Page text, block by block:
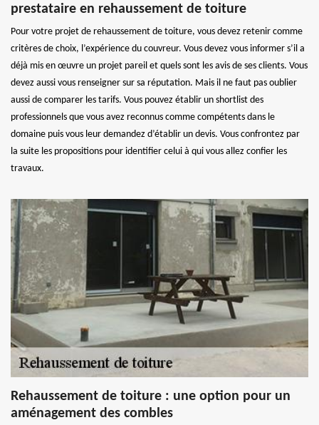
prestataire en rehaussement de toiture
Pour votre projet de rehaussement de toiture, vous devez retenir comme
critères de choix, l’expérience du couvreur. Vous devez vous informer s’il a
déjà mis en œuvre un projet pareil et quels sont les avis de ses clients. Vous
devez aussi vous renseigner sur sa réputation. Mais il ne faut pas oublier
aussi de comparer les tarifs. Vous pouvez établir un shortlist des
professionnels que vous avez reconnus comme compétents dans le
domaine puis vous leur demandez d’établir un devis. Vous confrontez par
la suite les propositions pour identifier celui à qui vous allez confier les
travaux.
Rehaussement de toiture : une option pour un
aménagement des combles